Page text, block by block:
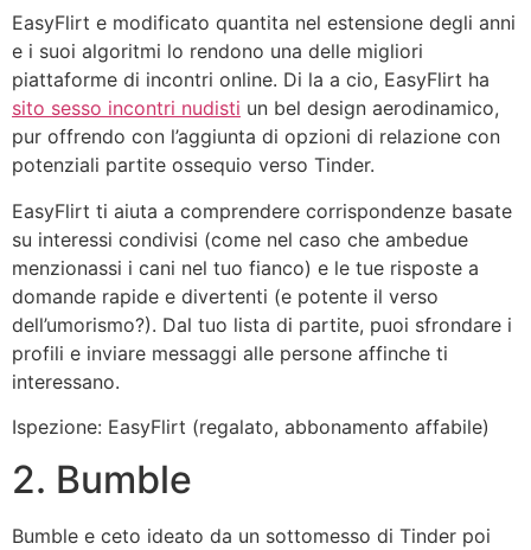
EasyFlirt e modificato quantita nel estensione degli anni
e i suoi algoritmi lo rendono una delle migliori
piattaforme di incontri online. Di la a cio, EasyFlirt ha
sito sesso incontri nudisti un bel design aerodinamico,
pur offrendo con l’aggiunta di opzioni di relazione con
potenziali partite ossequio verso Tinder.
EasyFlirt ti aiuta a comprendere corrispondenze basate
su interessi condivisi (come nel caso che ambedue
menzionassi i cani nel tuo fianco) e le tue risposte a
domande rapide e divertenti (e potente il verso
dell’umorismo?). Dal tuo lista di partite, puoi sfrondare i
profili e inviare messaggi alle persone affinche ti
interessano.
Ispezione: EasyFlirt (regalato, abbonamento affabile)
2. Bumble
Bumble e ceto ideato da un sottomesso di Tinder poi